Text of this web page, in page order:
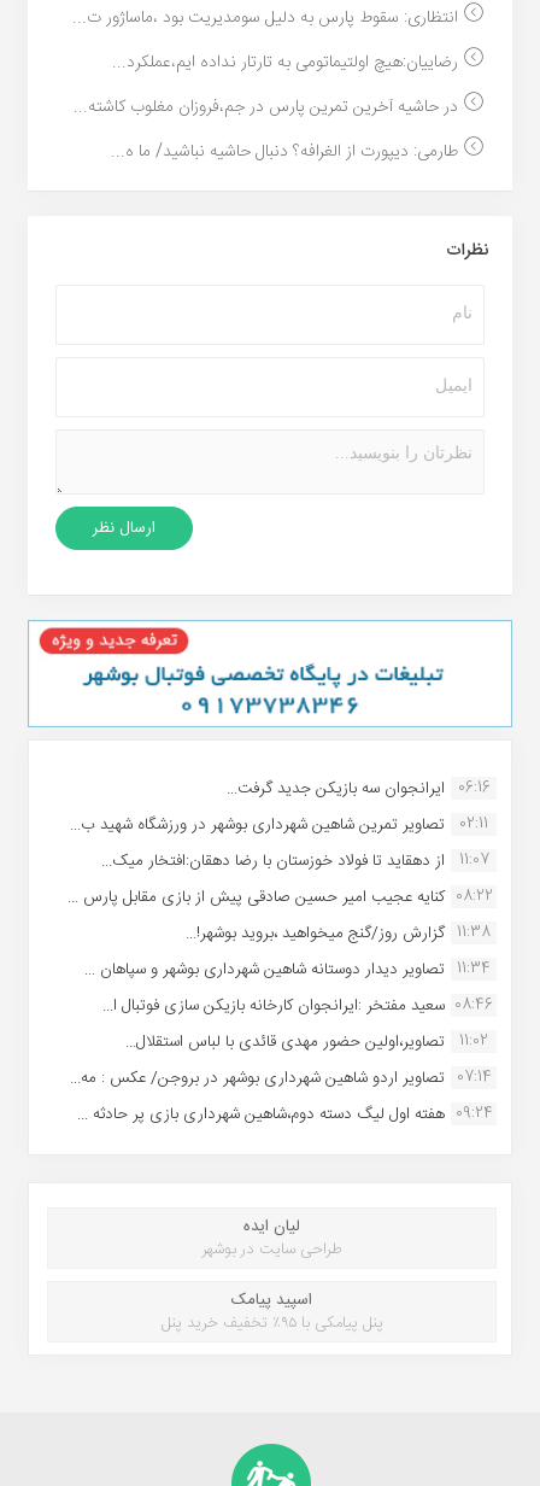
انتظاری: سقوط پارس به دلیل سومدیریت بود ،ماساژور ت...
رضاییان:هیچ اولتیماتومی به تارتار نداده ایم،عملکرد...
در حاشیه آخرین تمرین پارس در جم،فروزان مغلوب کاشته...
طارمی: دیپورت از الغرافه؟ دنبال حاشیه نباشید/ ما ه...
نظرات
06:16 ایرانجوان سه بازیکن جدید گرفت...
02:11
تصاویر تمرین شاهین شهردارى بوشهر در ورزشگاه شهید ب...
11:07
از دهقاید تا فولاد خوزستان با رضا دهقان:افتخار میک...
08:22 کنایه عجیب امیر حسین صادقی پیش از بازی مقابل پارس ...
11:38 گزارش روز/گنج میخواهید ،بروید بوشهر!...
11:34 تصاویر دیدار دوستانه شاهین شهردارى بوشهر و سپاهان ...
08:46 سعید مفتخر :ایرانجوان کارخانه بازیکن سازی فوتبال ا...
11:02
تصاویر،اولین حضور مهدی قائدی با لباس استقلال...
07:14 تصاویر اردو شاهین شهرداری بوشهر در بروجن/ عکس : مه...
09:24 هفته اول لیگ دسته دوم،شاهین شهرداری بازی پر حادثه ...
لیان ایده
طراحی سایت در بوشهر
اسپید پیامک
پنل پیامکی با ۹۵٪ تخفیف خرید پنل